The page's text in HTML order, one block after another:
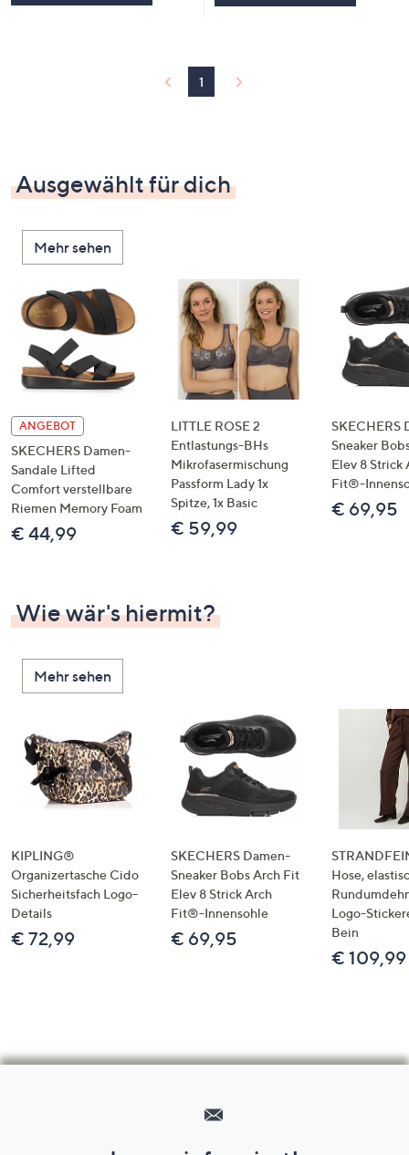
1
Ausgewählt für dich
Mehr sehen
ANGEBOT
SKECHERS Damen-
Sandale Lifted
Comfort verstellbare
Riemen Memory Foam
€ 44,99
LITTLE ROSE 2
Entlastungs-BHs
Mikrofasermischung
Passform Lady 1x
Spitze, 1x Basic
€ 59,99
SKECHERS
Sneaker
Elev 8 Strick
Fit®-
€ 69,95
Wie wär's hiermit?
Mehr sehen
KIPLING®
Organizertasche Cido
Sicherheitsfach Logo-
Details
€ 72,99
SKECHERS Damen-
Sneaker Bobs Arch Fit
Elev 8 Strick Arch
Fit®-Innensohle
€ 69,95
Hose,
Logo-
Bein
€ 109,99